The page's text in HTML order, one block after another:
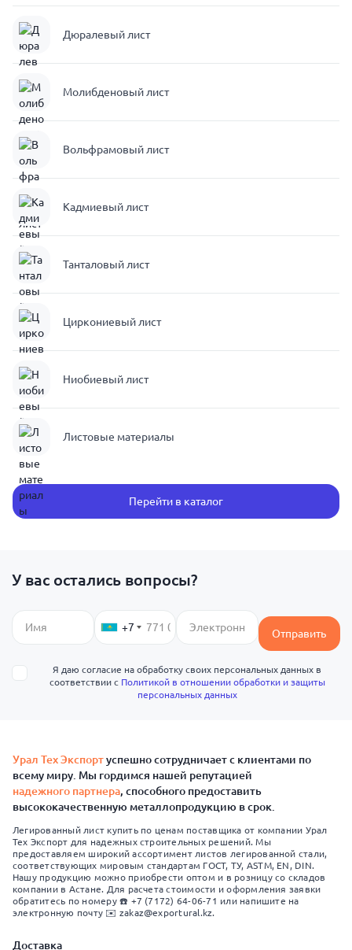
Дюралевый лист
Молибденовый лист
Вольфрамовый лист
Кадмиевый лист
Танталовый лист
Циркониевый лист
Ниобиевый лист
Листовые материалы
Перейти в каталог
У вас остались вопросы?
+7 Отправить
Я даю согласие на обработку своих персональных данных в
соответствии с Политикой в отношении обработки и защиты
персональных данных
Урал Тех Экспортуспешно сотрудничает с клиентами по
всему миру. Мы гордимся нашей репутацией
надежного партнера, способного предоставить
высококачественную металлопродукцию в срок.
Легированный лист купить по ценам поставщика от компании Урал
Тех Экспорт для надежных строительных решений. Мы
предоставляем широкий ассортимент листов легированной стали,
соответствующих мировым стандартам ГОСТ, ТУ, ASTM, EN, DIN.
Нашу продукцию можно приобрести оптом и в розницу со складов
компании в Астане. Для расчета стоимости и оформления заявки
обратитесь по номеру ☎️ +7 (7172) 64-06-71 или напишите на
электронную почту ✉️ zakaz@exportural.kz.
Доставка